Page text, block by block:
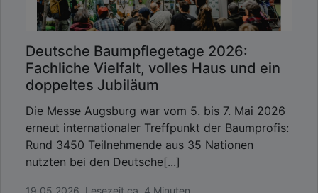
Deutsche Baumpflegetage 2026:
Fachliche Vielfalt, volles Haus und ein
doppeltes Jubiläum
Die Messe Augsburg war vom 5. bis 7. Mai 2026
erneut internationaler Treffpunkt der Baumprofis:
Rund 3450 Teilnehmende aus 35 Nationen
nutzten bei den Deutsche[...]